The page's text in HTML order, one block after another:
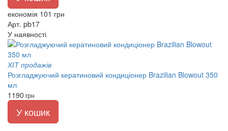
економія 101 грн
Арт. pb17
У наявності
ХІТ продажів
Розгладжуючий кератиновий кондиціонер Brazilian Blowout 350
мл
1190 грн
У кошик